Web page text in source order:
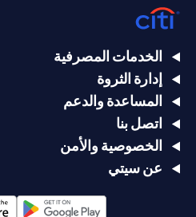
الخدمات المصرفية
إدارة الثروة
المساعدة والدعم
اتصل بنا
الخصوصية والأمن
عن سيتي